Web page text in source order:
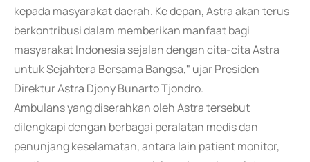
kepada masyarakat daerah. Ke depan, Astra akan terus
berkontribusi dalam memberikan manfaat bagi
masyarakat Indonesia sejalan dengan cita-cita Astra
untuk Sejahtera Bersama Bangsa," ujar Presiden
Direktur Astra Djony Bunarto Tjondro.
Ambulans yang diserahkan oleh Astra tersebut
dilengkapi dengan berbagai peralatan medis dan
penunjang keselamatan, antara lain patient monitor,